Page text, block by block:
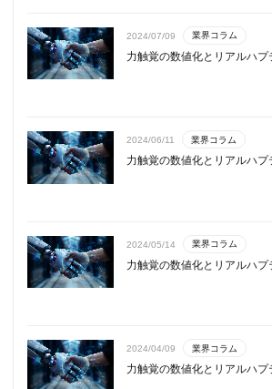
2024/07/09 業界コラム
力触覚の数値化とリアルハ
2024/06/11 業界コラム
力触覚の数値化とリアルハ
2024/05/14 業界コラム
力触覚の数値化とリアルハ
2024/04/09 業界コラム
力触覚の数値化とリアルハ